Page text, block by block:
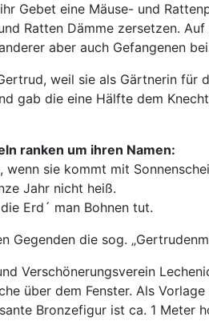
Gebet eine Mäuse- und
Ratten Dämme zersetzen.
aber auch Gefangenen
weil sie als Gärtnerin für
gab die eine Hälfte dem
ranken um ihren Namen:
sie kommt mit
Jahr nicht heiß.
Erd´ man Bohnen tut.
Gegenden die sog.
Verschönerungsverein
über dem Fenster. Als
Bronzefigur ist ca. 1 Meter